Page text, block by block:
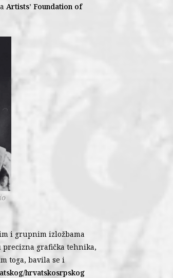
Artists’ Foundation of
i grupnim izložbama
grafička tehnika,
toga, bavila se i
hrvatskosrpskog